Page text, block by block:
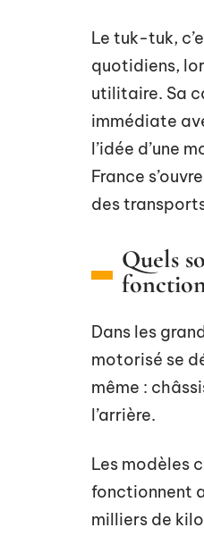
Le tuk-tuk,
quotidiens,
utilitaire. Sa
immédiate
l’idée d’une
France
des
Quels
Dans les
motorisé se
même :
l’arrière.
Les modèles
fonctionnent
milliers de